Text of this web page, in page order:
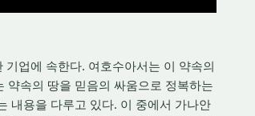
업에 속한다. 여호수아서는 이 약속의
약속의 땅을 믿음의 싸움으로 정복하는
내용을 다루고 있다. 이 중에서 가나안